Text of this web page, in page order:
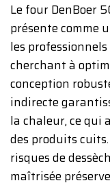
Le four DenBoer
présente comme
les
cherchant à
conception
indirecte
la chaleur, ce qui
des produits
risques de
maîtrisée